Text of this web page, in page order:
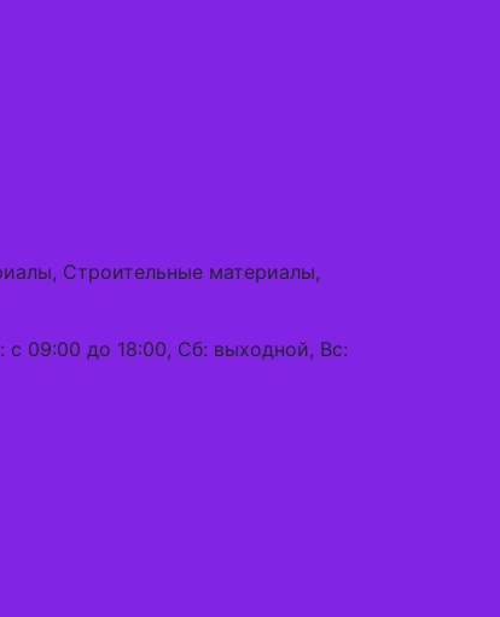
Строительные материалы,
09:00 до 18:00, Сб: выходной, Вс: